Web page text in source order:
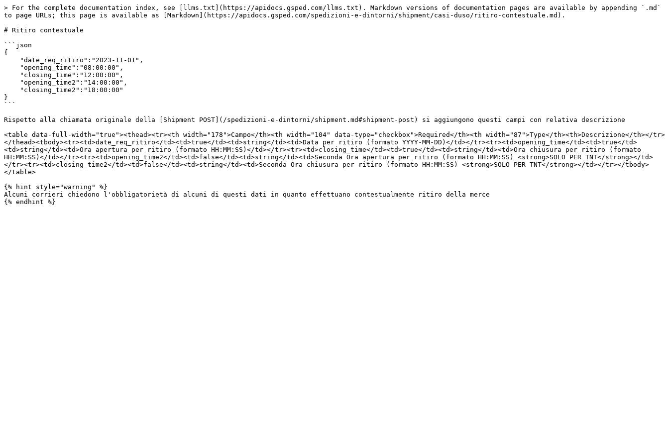
> For the complete documentation index, see [llms.txt](https://apidocs.gsped.com/llms.txt). Markdown versions of documentation pages are available by appending `.md`
to page URLs; this page is available as [Markdown](https://apidocs.gsped.com/spedizioni-e-dintorni/shipment/casi-duso/ritiro-contestuale.md).
# Ritiro contestuale
```json
{
}
```
Rispetto alla chiamata originale della [Shipment POST](/spedizioni-e-dintorni/shipment.md#shipment-post) si aggiungono questi campi con relativa descrizione
<table data-full-width="true"><thead><tr><th width="178">Campo</th><th width="104" data-type="checkbox">Required</th><th width="87">Type</th><th>Descrizione</th></tr>
</thead><tbody><tr><td>date_req_ritiro</td><td>true</td><td>string</td><td>Data per ritiro (formato YYYY-MM-DD)</td></tr><tr><td>opening_time</td><td>true</td>
<td>string</td><td>Ora apertura per ritiro (formato HH:MM:SS)</td></tr><tr><td>closing_time</td><td>true</td><td>string</td><td>Ora chiusura per ritiro (formato
HH:MM:SS)</td></tr><tr><td>opening_time2</td><td>false</td><td>string</td><td>Seconda Ora apertura per ritiro (formato HH:MM:SS) <strong>SOLO PER TNT</strong></td>
</tr><tr><td>closing_time2</td><td>false</td><td>string</td><td>Seconda Ora chiusura per ritiro (formato HH:MM:SS) <strong>SOLO PER TNT</strong></td></tr></tbody>
</table>
{% hint style="warning" %}
Alcuni corrieri chiedono l'obbligatorietà di alcuni di questi dati in quanto effettuano contestualmente ritiro della merce